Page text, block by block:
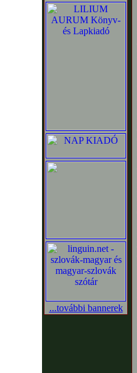
...további bannerek